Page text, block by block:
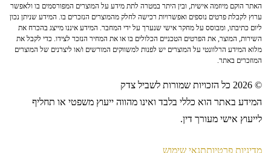
האתר הוקם מיוזמה אישית, ובין היתר במטרה לתת מידע על המוצרים המפורסמים בו ולאפשר
ערוץ לקבלת פרטים נוספים ואפשרויות רכישה לחלק מהמוצרים הנזכרים בו. המידע שניתן נכון
ליום כתיבתו, ומבוסס על מחקר אישי שנערך על ידי המחבר. המידע איננו מייצג בהכרח את
השירות, המוצר, את הפרטים הטכניים הכלולים בו או את המחיר הנזכר לצידו. כדי לקבל את
מלוא המידע הרלוונטי על המוצרים יש לפנות למשווקים המורשים ו/או ליצרנים של המוצרים
המוזכרים באתר.
© 2026 כל הזכויות שמורות לשביל צדק
המידע באתר הוא כללי בלבד ואינו מהווה ייעוץ משפטי או תחליף
לייעוץ אישי מעורך דין.
מדיניות פרטיותתנאי שימוש